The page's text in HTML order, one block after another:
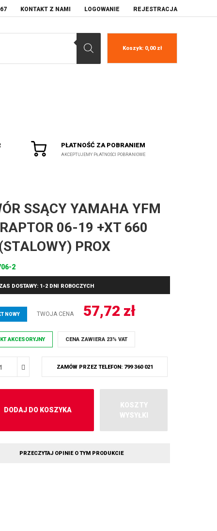
KONTAKT Z NAMI LOGOWANIE REJESTRACJA
Koszyk: 0,00 zł
PŁATNOŚĆ ZA POBRANIEM
AKCEPTUJEMY PŁATNOŚCI POBRANIOWE
SSĄCY YAMAHA YFM
06-19 +XT 660
PROX
2
DOSTAWY: 1-2 DNI ROBOCZYCH
NOWY TWOJA CENA 57,72 zł
AKCESORYJNY CENA ZAWIERA 23% VAT
ZAMÓW PRZEZ TELEFON: 799 360 021
DODAJ DO KOSZYKA
KOSZTY
WYSYŁKI
PRZECZYTAJ OPINIE O TYM PRODUKCIE